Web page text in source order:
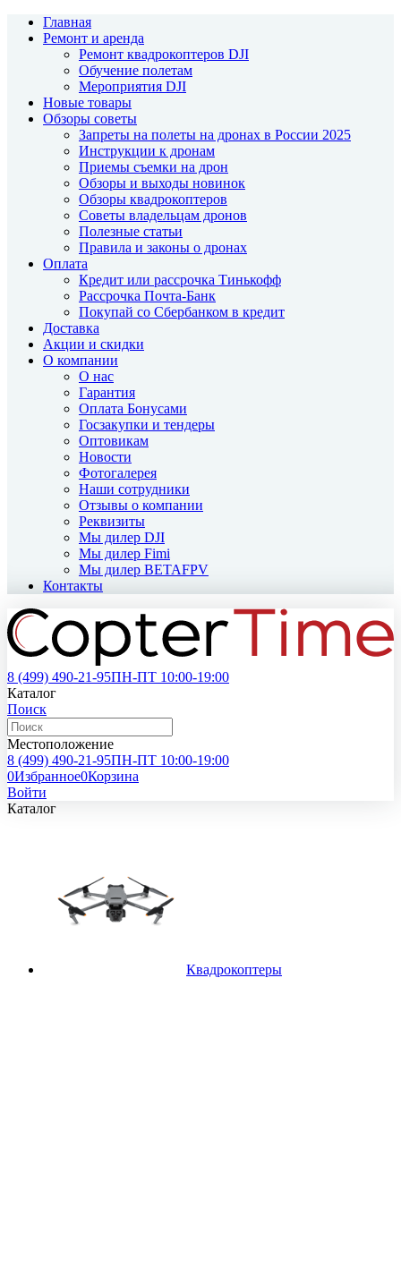
Главная
Ремонт и аренда
Ремонт квадрокоптеров DJI
Обучение полетам
Мероприятия DJI
Новые товары
Обзоры советы
Запреты на полеты на дронах в России 2025
Инструкции к дронам
Приемы съемки на дрон
Обзоры и выходы новинок
Обзоры квадрокоптеров
Советы владельцам дронов
Полезные статьи
Правила и законы о дронах
Оплата
Кредит или рассрочка Тинькофф
Рассрочка Почта-Банк
Покупай со Сбербанком в кредит
Доставка
Акции и скидки
О компании
О нас
Гарантия
Оплата Бонусами
Госзакупки и тендеры
Оптовикам
Новости
Фотогалерея
Наши сотрудники
Отзывы о компании
Реквизиты
Мы дилер DJI
Мы дилер Fimi
Мы дилер BETAFPV
Контакты
8 (499) 490-21-95ПН-ПТ 10:00-19:00
Каталог
Поиск
Местоположение
8 (499) 490-21-95ПН-ПТ 10:00-19:00
0Избранное0Корзина
Войти
Каталог
Квадрокоптеры